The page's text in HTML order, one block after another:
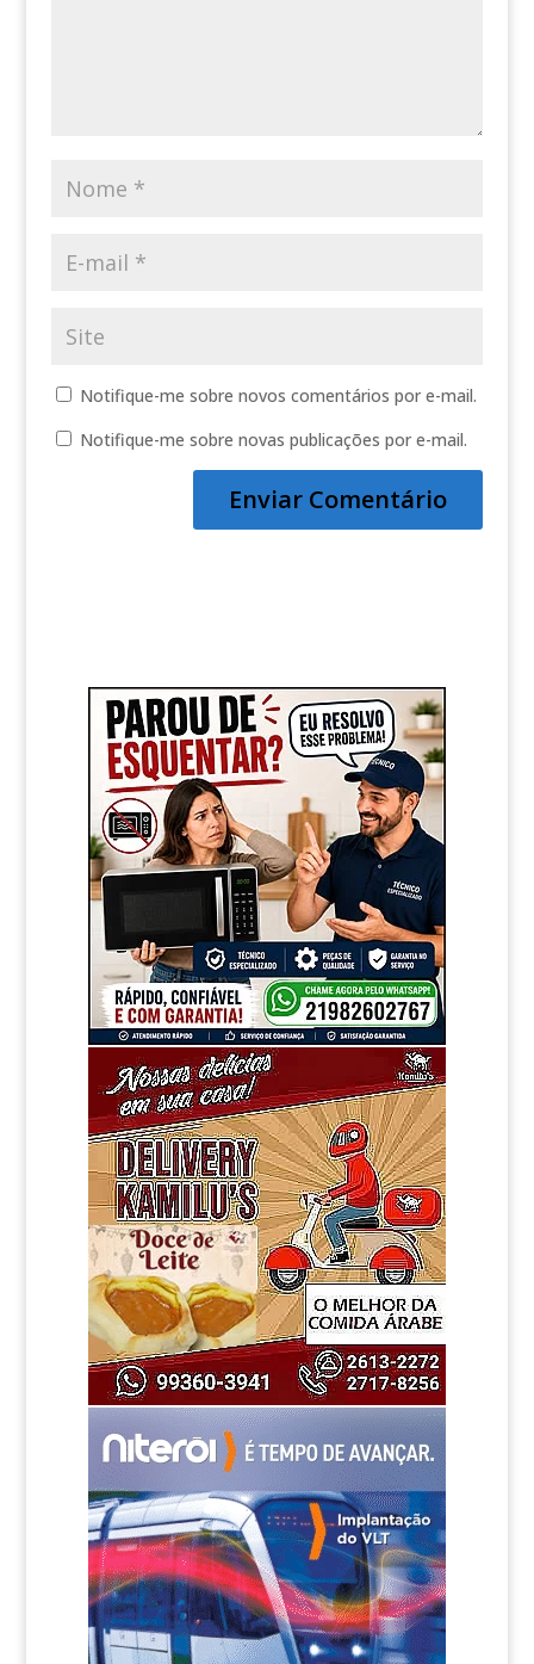
Notifique-me sobre novos comentários por e-mail.
Notifique-me sobre novas publicações por e-mail.